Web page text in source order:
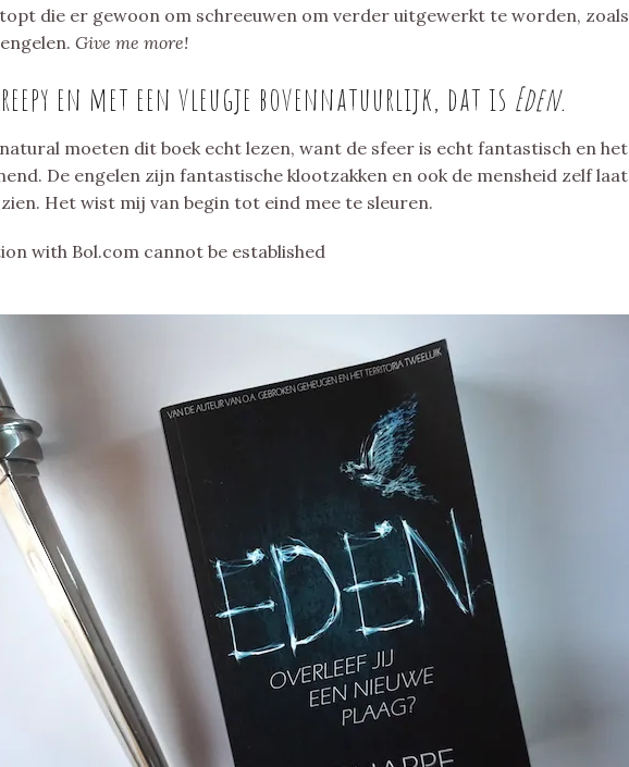
die er gewoon om schreeuwen om verder uitgewerkt te worden, zoals
Give me more!
en met een vleugje bovennatuurlijk, dat is Eden.
moeten dit boek echt lezen, want de sfeer is echt fantastisch en het
De engelen zijn fantastische klootzakken en ook de mensheid zelf laat
Het wist mij van begin tot eind mee te sleuren.
with Bol.com cannot be established